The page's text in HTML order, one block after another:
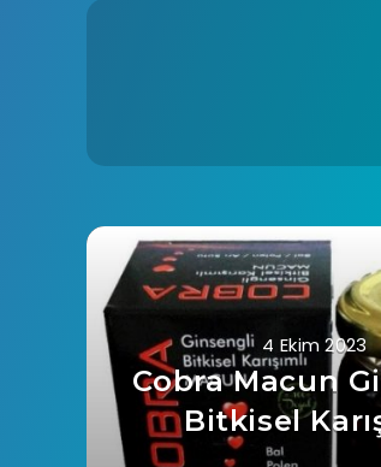
4 Ekim 2023
Cobra Macun
Bitkisel